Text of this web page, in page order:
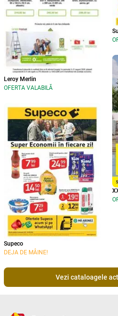
Leroy Merlin
OFERTA VALABILĂ
Supeco
DEJA DE MÂINE!
Vezi cataloagele